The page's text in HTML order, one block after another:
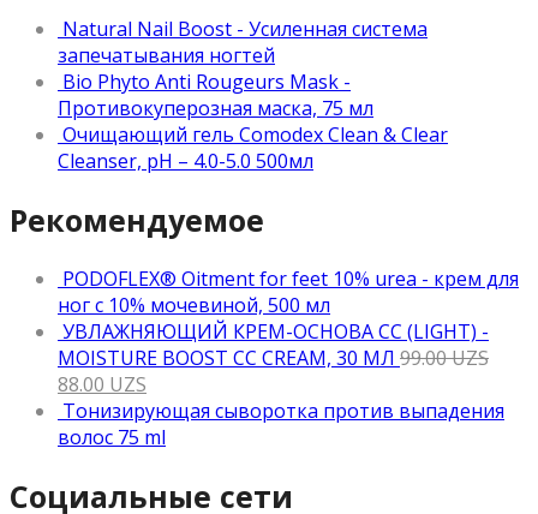
Natural Nail Boost - Усиленная система
запечатывания ногтей
Bio Phyto Anti Rougeurs Mask -
Противокуперозная маска, 75 мл
Очищающий гель Comodex Clean & Clear
Cleanser, pH – 4.0-5.0 500мл
Рекомендуемое
PODOFLEX® Oitment for feet 10% urea - крем для
ног с 10% мочевиной, 500 мл
УВЛАЖНЯЮЩИЙ КРЕМ-ОСНОВА CC (LIGHT) -
MOISTURE BOOST CC CREAM, 30 МЛ 99.00UZS
88.00 UZS
Тонизирующая сыворотка против выпадения
волос 75 ml
Социальные сети